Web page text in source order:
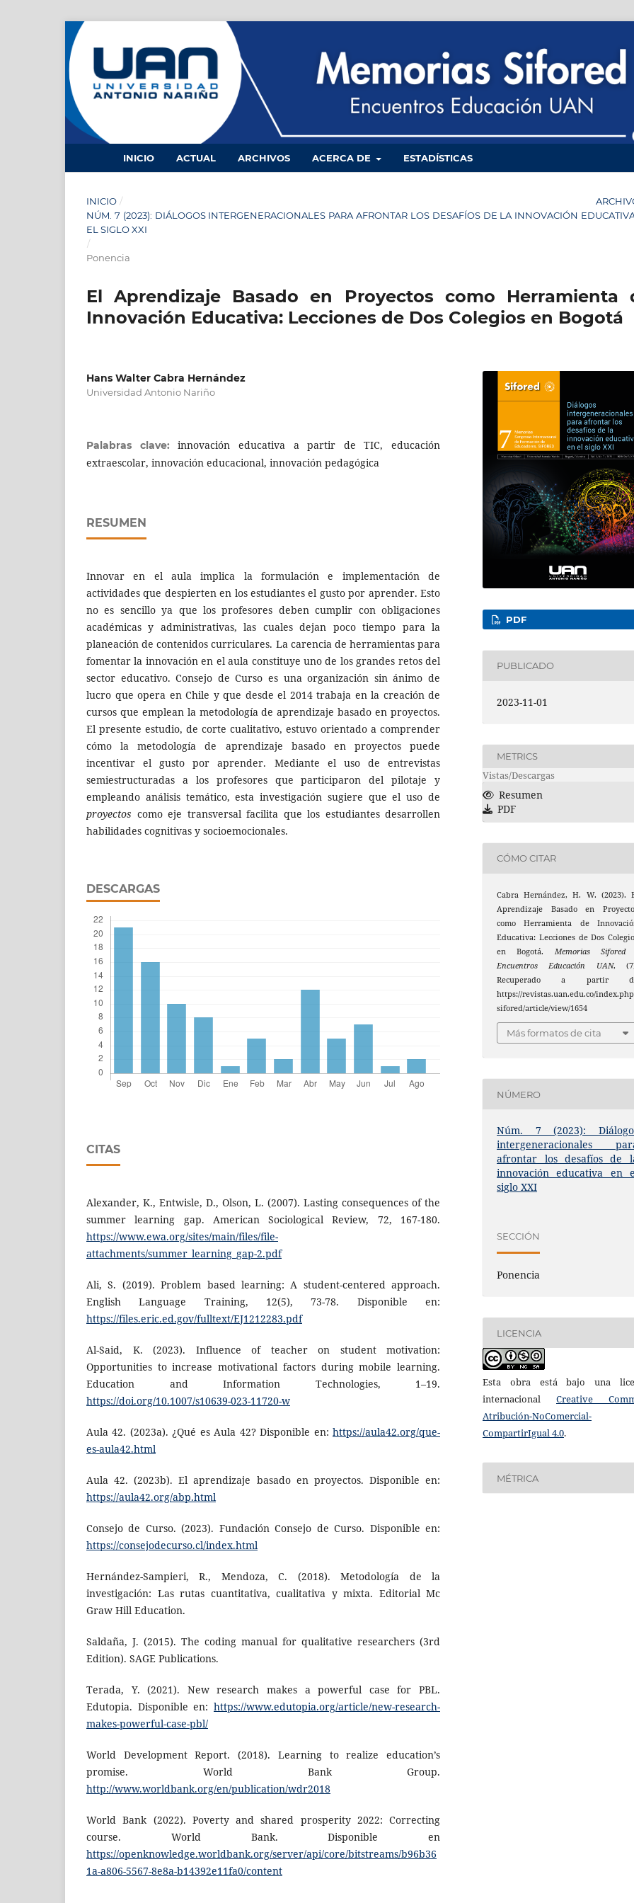
INICIO ACTUAL ARCHIVOS ACERCA DE ESTADÍSTICAS
INICIO /
NÚM. 7 (2023): DIÁLOGOS INTERGENERACIONALES PARA AFRONTAR LOS DESAFÍOS DE LA INNOVACIÓN
EL SIGLO XXI
/
Ponencia
El Aprendizaje Basado en Proyectos como Herramienta
Innovación Educativa: Lecciones de Dos Colegios en Bogotá
Hans Walter Cabra Hernández
Universidad Antonio Nariño
Palabras clave:innovación educativa a partir de TIC, educación
extraescolar, innovación educacional, innovación pedagógica
RESUMEN
Innovar en el aula implica la formulación e implementación de
actividades que despierten en los estudiantes el gusto por aprender. Esto
no es sencillo ya que los profesores deben cumplir con obligaciones
académicas y administrativas, las cuales dejan poco tiempo para la
planeación de contenidos curriculares. La carencia de herramientas para
fomentar la innovación en el aula constituye uno de los grandes retos del
sector educativo. Consejo de Curso es una organización sin ánimo de
lucro que opera en Chile y que desde el 2014 trabaja en la creación de
cursos que emplean la metodología de aprendizaje basado en proyectos.
El presente estudio, de corte cualitativo, estuvo orientado a comprender
cómo la metodología de aprendizaje basado en proyectos puede
incentivar el gusto por aprender. Mediante el uso de entrevistas
semiestructuradas a los profesores que participaron del pilotaje y
empleando análisis temático, esta investigación sugiere que el uso de
proyectos como eje transversal facilita que los estudiantes desarrollen
habilidades cognitivas y socioemocionales.
DESCARGAS
CITAS
Alexander, K., Entwisle, D., Olson, L. (2007). Lasting consequences of the
summer learning gap. American Sociological Review, 72, 167-180.
https://www.ewa.org/sites/main/files/file-
attachments/summer_learning_gap-2.pdf
Ali, S. (2019). Problem based learning: A student-centered approach.
English Language Training, 12(5), 73-78. Disponible en:
https://files.eric.ed.gov/fulltext/EJ1212283.pdf
Al-Said, K. (2023). Influence of teacher on student motivation:
Opportunities to increase motivational factors during mobile learning.
Education and Information Technologies, 1–19.
https://doi.org/10.1007/s10639-023-11720-w
Aula 42. (2023a). ¿Qué es Aula 42? Disponible en: https://aula42.org/que-
es-aula42.html
Aula 42. (2023b). El aprendizaje basado en proyectos. Disponible en:
https://aula42.org/abp.html
Consejo de Curso. (2023). Fundación Consejo de Curso. Disponible en:
https://consejodecurso.cl/index.html
Hernández-Sampieri, R., Mendoza, C. (2018). Metodología de la
investigación: Las rutas cuantitativa, cualitativa y mixta. Editorial Mc
Graw Hill Education.
Saldaña, J. (2015). The coding manual for qualitative researchers (3rd
Edition). SAGE Publications.
Terada, Y. (2021). New research makes a powerful case for PBL.
Edutopia. Disponible en: https://www.edutopia.org/article/new-research-
makes-powerful-case-pbl/
World Development Report. (2018). Learning to realize education’s
promise. World Bank Group.
http://www.worldbank.org/en/publication/wdr2018
World Bank (2022). Poverty and shared prosperity 2022: Correcting
course. World Bank. Disponible en
https://openknowledge.worldbank.org/server/api/core/bitstreams/b96b36
1a-a806-5567-8e8a-b14392e11fa0/content
PDF
PUBLICADO
2023-11-01
METRICS
Vistas/Descargas
Resumen
PDF
CÓMO CITAR
Cabra Hernández, H. W. (2023).
Aprendizaje Basado en
como Herramienta de
Educativa: Lecciones de Dos
en Bogotá. Memorias Sifored
Encuentros Educación UAN,
Recuperado a partir
https://revistas.uan.edu.co/
sifored/article/view/1654
Más formatos de cita
NÚMERO
Núm. 7 (2023):
intergeneracionales
afrontar los desafíos de
innovación educativa en
siglo XXI
SECCIÓN
Ponencia
LICENCIA
Esta obra está bajo una
internacional Creative
Atribución-NoComercial-
CompartirIgual 4.0.
MÉTRICA